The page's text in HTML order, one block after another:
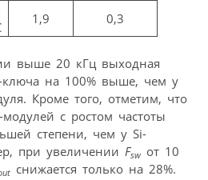
1,9 0,3
выше 20 кГц выходная
ключа на 100% выше, чем у
Кроме того, отметим, что
с ростом частоты
степени, чем у Si-
при увеличении Fsw от 10
снижается только на 28%.